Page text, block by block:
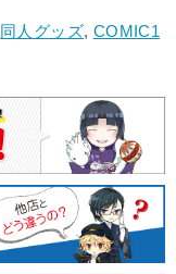
同人グッズ, COMIC1